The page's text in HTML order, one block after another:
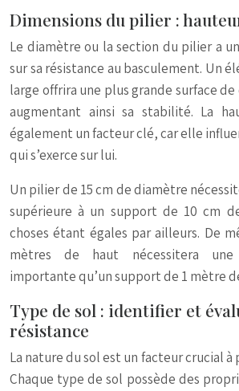
Dimensions du pilier :
Le diamètre ou la section du pilier a
sur sa résistance au basculement. Un
large offrira une plus grande surface
augmentant ainsi sa stabilité. La
également un facteur clé, car elle
qui s’exerce sur lui.
Un pilier de 15 cm de diamètre
supérieure à un support de 10 cm
choses étant égales par ailleurs. De
mètres de haut nécessitera
importante qu’un support de 1 mètre
Type de sol : identifier et
résistance
La nature du sol est un facteur crucial
Chaque type de sol possède des